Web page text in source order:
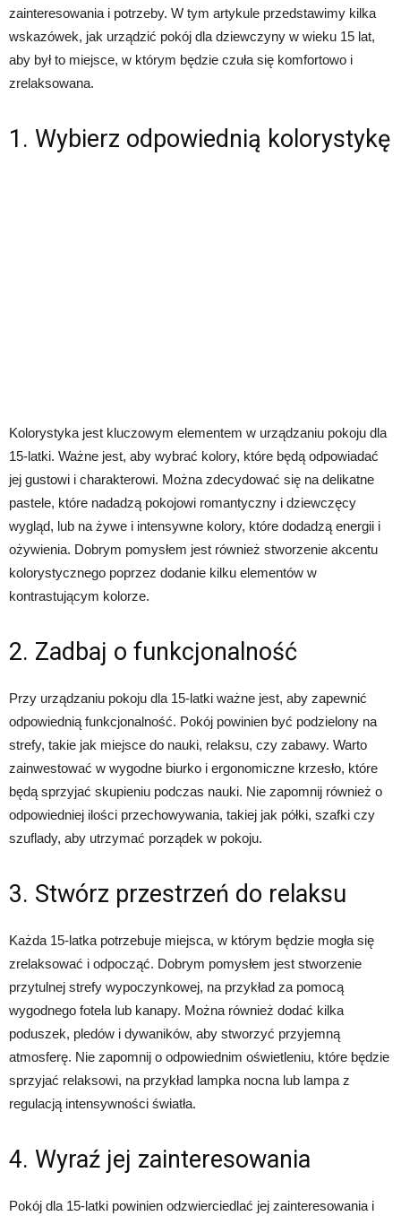
zainteresowania i potrzeby. W tym artykule przedstawimy kilka
wskazówek, jak urządzić pokój dla dziewczyny w wieku 15 lat,
aby był to miejsce, w którym będzie czuła się komfortowo i
zrelaksowana.
1. Wybierz odpowiednią kolorystykę
Kolorystyka jest kluczowym elementem w urządzaniu pokoju dla
15-latki. Ważne jest, aby wybrać kolory, które będą odpowiadać
jej gustowi i charakterowi. Można zdecydować się na delikatne
pastele, które nadadzą pokojowi romantyczny i dziewczęcy
wygląd, lub na żywe i intensywne kolory, które dodadzą energii i
ożywienia. Dobrym pomysłem jest również stworzenie akcentu
kolorystycznego poprzez dodanie kilku elementów w
kontrastującym kolorze.
2. Zadbaj o funkcjonalność
Przy urządzaniu pokoju dla 15-latki ważne jest, aby zapewnić
odpowiednią funkcjonalność. Pokój powinien być podzielony na
strefy, takie jak miejsce do nauki, relaksu, czy zabawy. Warto
zainwestować w wygodne biurko i ergonomiczne krzesło, które
będą sprzyjać skupieniu podczas nauki. Nie zapomnij również o
odpowiedniej ilości przechowywania, takiej jak półki, szafki czy
szuflady, aby utrzymać porządek w pokoju.
3. Stwórz przestrzeń do relaksu
Każda 15-latka potrzebuje miejsca, w którym będzie mogła się
zrelaksować i odpocząć. Dobrym pomysłem jest stworzenie
przytulnej strefy wypoczynkowej, na przykład za pomocą
wygodnego fotela lub kanapy. Można również dodać kilka
poduszek, pledów i dywaników, aby stworzyć przyjemną
atmosferę. Nie zapomnij o odpowiednim oświetleniu, które będzie
sprzyjać relaksowi, na przykład lampka nocna lub lampa z
regulacją intensywności światła.
4. Wyraź jej zainteresowania
Pokój dla 15-latki powinien odzwierciedlać jej zainteresowania i